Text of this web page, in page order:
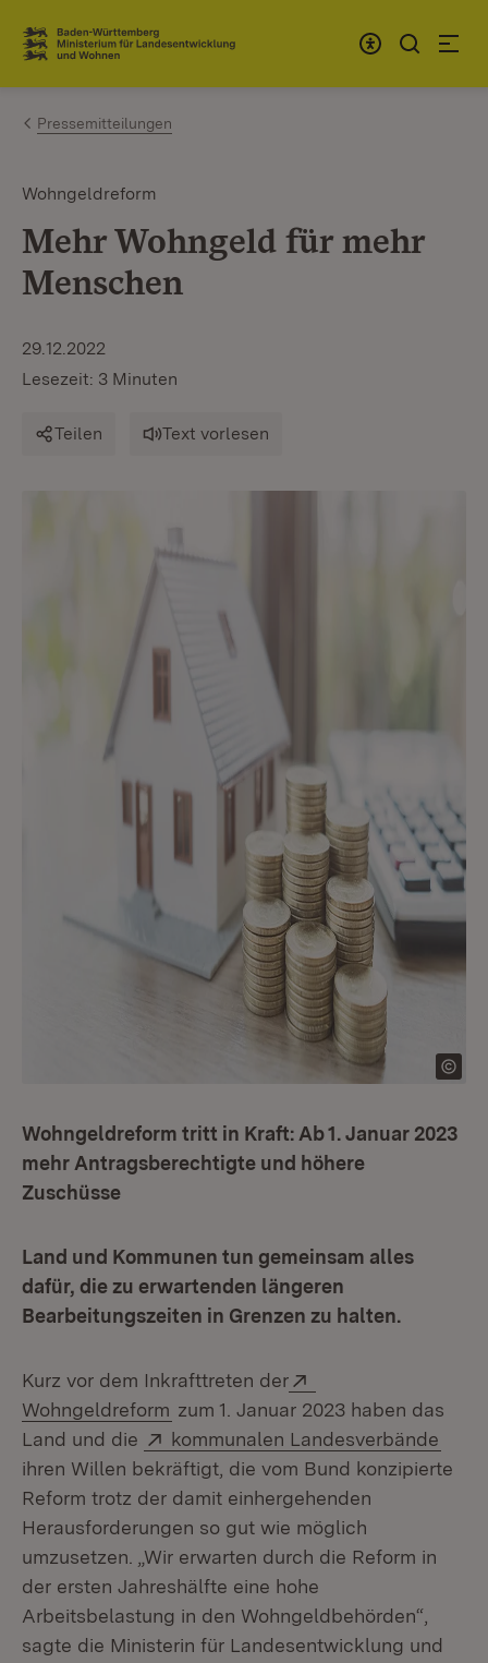
Zum Inhalt springen
Link zur Startseite
Pressemitteilungen
Wohngeldreform
Mehr Wohngeld für mehr
Menschen
29.12.2022
Lesezeit: 3 Minuten
Teilen Text vorlesen
Wohngeldreform tritt in Kraft: Ab 1. Januar 2023
mehr Antragsberechtigte und höhere
Zuschüsse
Land und Kommunen tun gemeinsam alles
dafür, die zu erwartenden längeren
Bearbeitungszeiten in Grenzen zu halten.
Kurz vor dem Inkrafttreten der
Wohngeldreform (Öffnet in neuem Fenster)
zum 1. Januar 2023 haben das
Land und die
Extern:
kommunalen Landesverbände
ihren Willen bekräftigt, die vom Bund konzipierte
Reform trotz der damit einhergehenden
Herausforderungen so gut wie möglich
umzusetzen. „Wir erwarten durch die Reform in
der ersten Jahreshälfte eine hohe
Arbeitsbelastung in den Wohngeldbehörden“,
sagte die Ministerin für Landesentwicklung und